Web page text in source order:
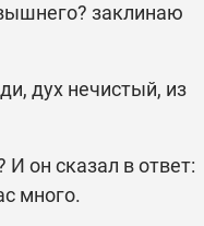
заклинаю
дух нечистый, из
И он сказал в ответ:
много.